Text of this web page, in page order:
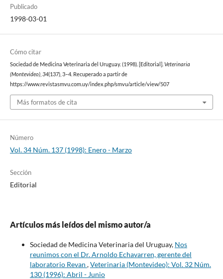
Publicado
1998-03-01
Cómo citar
Sociedad de Medicina Veterinaria del Uruguay. (1998). [Editorial]. Veterinaria
(Montevideo), 34(137), 3–4. Recuperado a partir de
https://www.revistasmvu.com.uy/index.php/smvu/article/view/507
Más formatos de cita
Número
Vol. 34 Núm. 137 (1998): Enero - Marzo
Sección
Editorial
Artículos más leídos del mismo autor/a
Sociedad de Medicina Veterinaria del Uruguay, Nos
reunimos con el Dr. Arnoldo Echavarren, gerente del
laboratorio Revan ,Veterinaria (Montevideo): Vol. 32 Núm.
130 (1996): Abril - Junio